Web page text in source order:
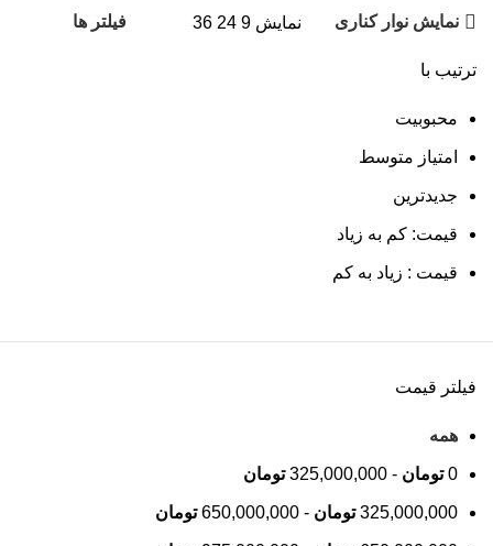
نمایش نوار کناری نمایش9
24
36 فیلتر ها
ترتیب با
محبوبیت
امتیاز متوسط
جدیدترین
قیمت: کم به زیاد
قیمت : زیاد به کم
فیلتر قیمت
همه
0 تومان -
325,000,000 تومان
325,000,000 تومان -
650,000,000 تومان